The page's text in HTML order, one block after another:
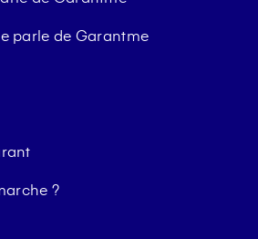
parle de Garantme
?